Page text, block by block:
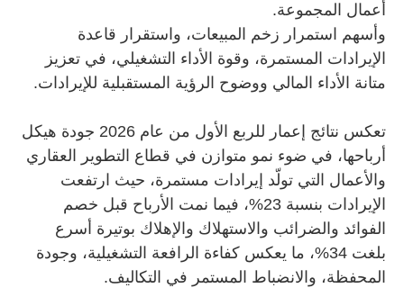
أعمال المجموعة.
وأسهم استمرار زخم المبيعات، واستقرار قاعدة
الإيرادات المستمرة، وقوة الأداء التشغيلي، في تعزيز
متانة الأداء المالي ووضوح الرؤية المستقبلية للإيرادات.
تعكس نتائج إعمار للربع الأول من عام 2026 جودة هيكل
أرباحها، في ضوء نمو متوازن في قطاع التطوير العقاري
والأعمال التي تولّد إيرادات مستمرة، حيث ارتفعت
الإيرادات بنسبة 23%، فيما نمت الأرباح قبل خصم
الفوائد والضرائب والاستهلاك والإهلاك بوتيرة أسرع
بلغت 34%، ما يعكس كفاءة الرافعة التشغيلية، وجودة
المحفظة، والانضباط المستمر في التكاليف.